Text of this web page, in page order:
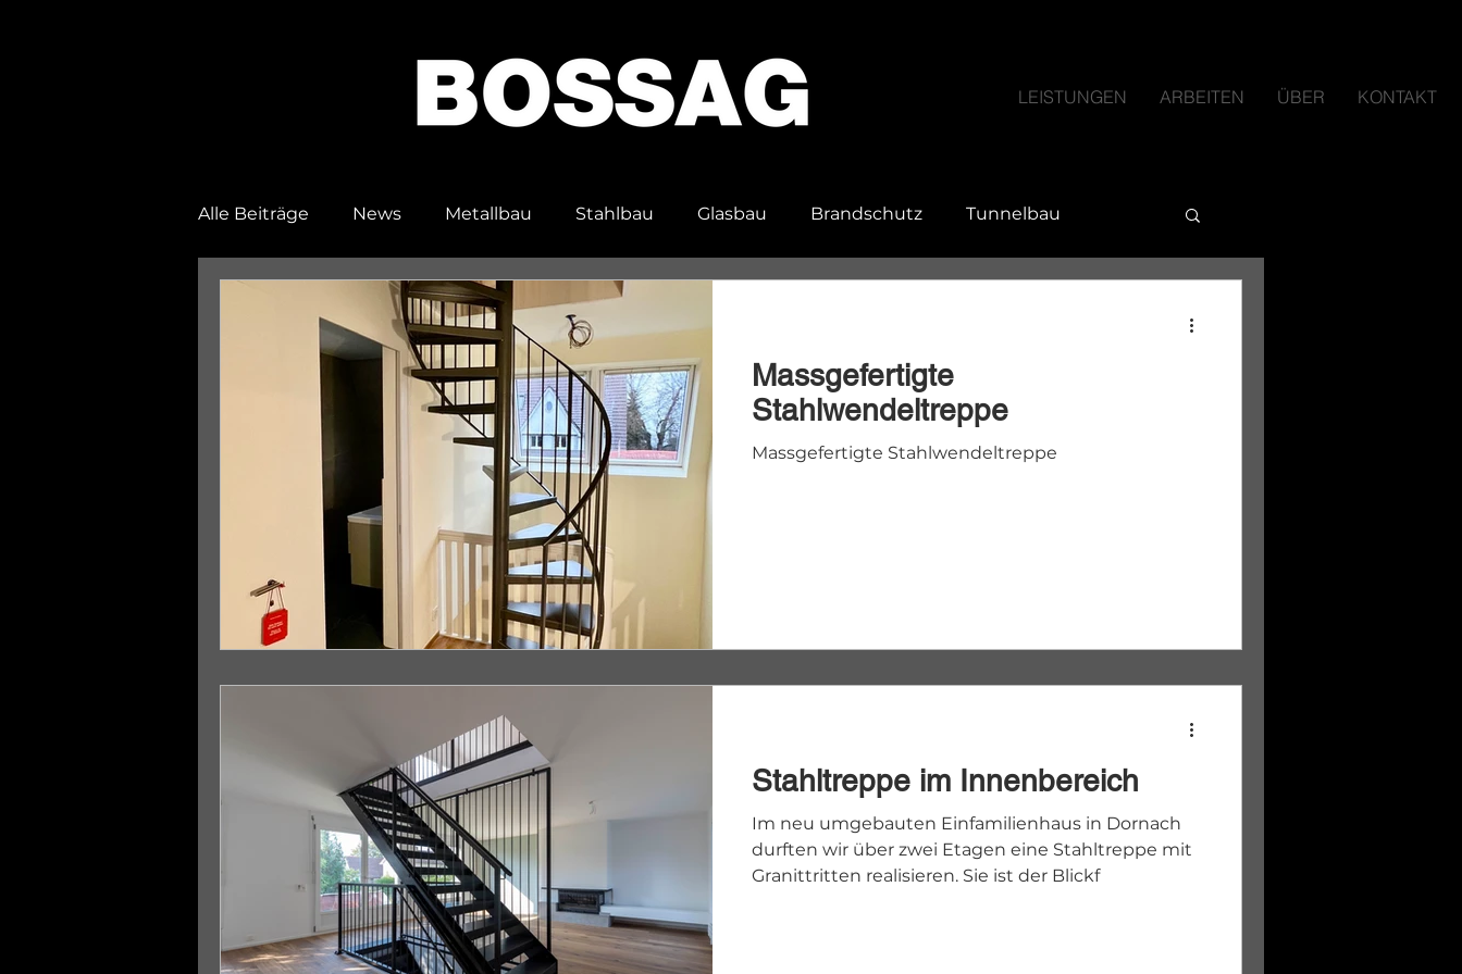
LEISTUNGEN ARBEITEN ÜBER KONTAKT
Alle Beiträge News Metallbau Stahlbau Glasbau Brandschutz Tunnelbau
Andockstationen Tueren Spezialanfertigungen
Massgefertigte
Stahlwendeltreppe
Massgefertigte Stahlwendeltreppe
Stahltreppe im Innenbereich
Im neu umgebauten Einfamilienhaus in Dornach
durften wir über zwei Etagen eine Stahltreppe mit
Granittritten realisieren. Sie ist der Blickf